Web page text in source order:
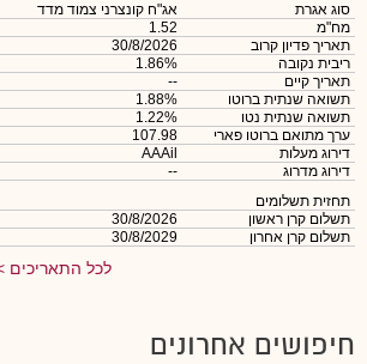
סוג אגרת
אג"ח קונצרני צמוד מדד
מח"מ
1.52
תאריך פדיון קרוב
30/8/2026
ריבית נקובה
1.86%
תאריך קיים
--
תשואה שנתית ברוטו
1.88%
תשואה שנתית נטו
1.22%
ערך מתואם ברוטו פארי
107.98
דירוג מעלות
AAAil
דירוג מדרוג
--
תחזית תשלומים
תשלום קרן ראשון
30/8/2026
תשלום קרן אחרון
30/8/2029
לכל התאריכים
חיפושים אחרונים